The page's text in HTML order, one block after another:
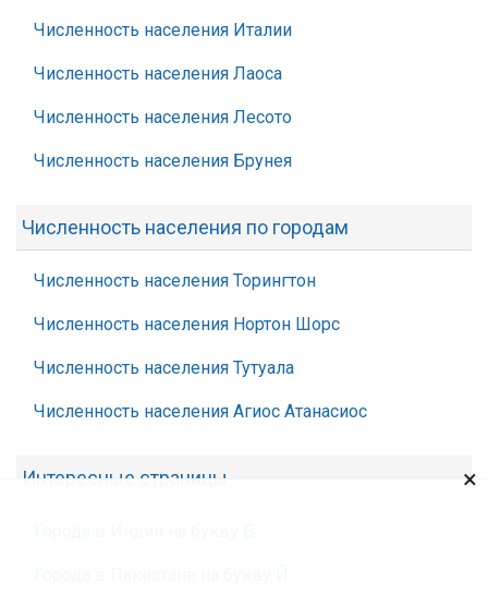
Численность населения Италии
Численность населения Лаоса
Численность населения Лесото
Численность населения Брунея
Численность населения по городам
Численность населения Торингтон
Численность населения Нортон Шорс
Численность населения Тутуала
Численность населения Агиос Атанасиос
Интересные страницы ×